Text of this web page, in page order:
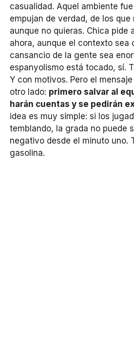
casualidad. Aquel ambiente
empujan de verdad, de los
aunque no quieras. Chica pide
ahora, aunque el contexto sea
cansancio de la gente sea
espanyolismo está tocado, sí.
Y con motivos. Pero el
otro lado: primero salvar al
harán cuentas y se pedirán
idea es muy simple: si los
temblando, la grada no puede
negativo desde el minuto uno.
gasolina.